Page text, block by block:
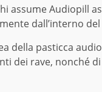
assume Audiopill
dall’interno
della pasticca
dei rave, nonché